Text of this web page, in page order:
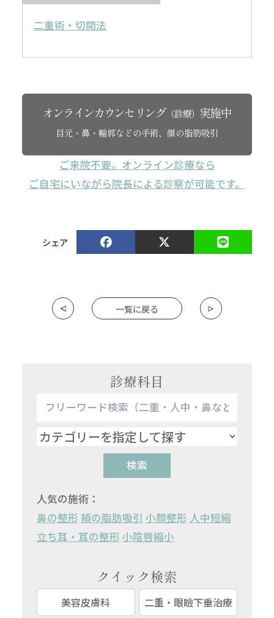
二重術・切開法
オンラインカウンセリング（診療） 実施中
目元・鼻・輪郭などの手術、顔の脂肪吸引
ご来院不要。オンライン診療なら
ご自宅にいながら院長による診察が可能です。
シェア
一覧に戻る
診療科目
検索
人気の施術：
鼻の整形 頬の脂肪吸引 小顔整形 人中短縮
立ち耳・耳の整形 小陰唇縮小
クイック検索
美容皮膚科 二重・眼瞼下垂治療